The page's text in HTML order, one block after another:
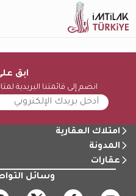
ابق
انضم إلى قائمتنا البريدية
امتلاك العقارية
المدونة
عقارات
وسائل